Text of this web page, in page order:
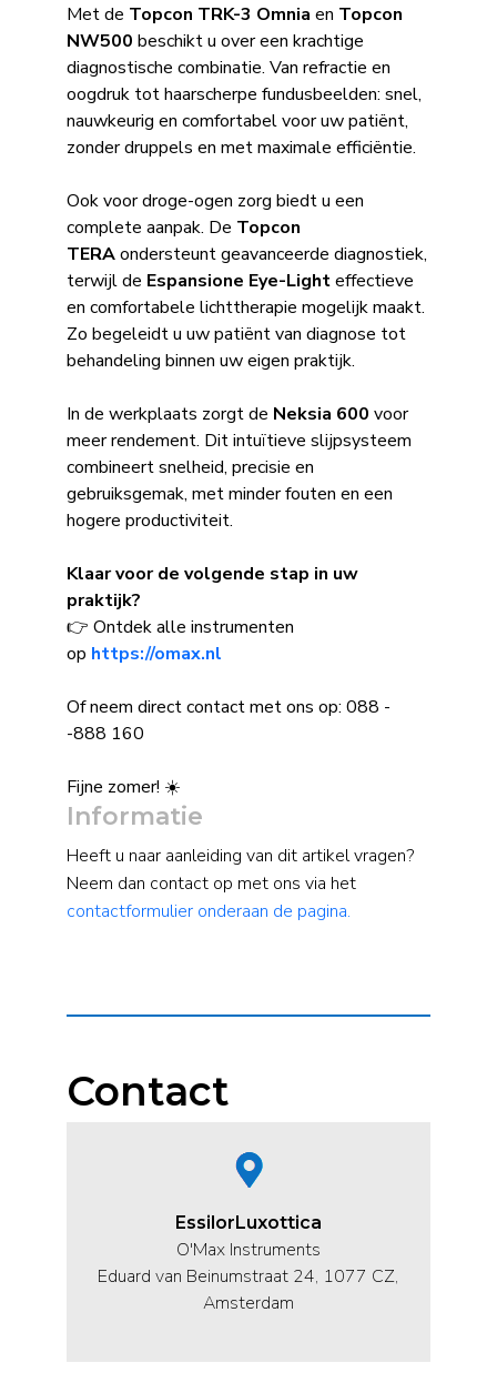
Met de Topcon TRK-3 Omnia en Topcon
NW500 beschikt u over een krachtige
diagnostische combinatie. Van refractie en
oogdruk tot haarscherpe fundusbeelden: snel,
nauwkeurig en comfortabel voor uw patiënt,
zonder druppels en met maximale efficiëntie.
Ook voor droge-ogen zorg biedt u een
complete aanpak. De Topcon
TERAondersteunt geavanceerde diagnostiek,
terwijl de Espansione Eye-Lighteffectieve
en comfortabele lichttherapie mogelijk maakt.
Zo begeleidt u uw patiënt van diagnose tot
behandeling binnen uw eigen praktijk.
In de werkplaats zorgt de Neksia 600 voor
meer rendement. Dit intuïtieve slijpsysteem
combineert snelheid, precisie en
gebruiksgemak, met minder fouten en een
hogere productiviteit.
Klaar voor de volgende stap in uw
praktijk?
👉 Ontdek alle instrumenten
op https://omax.nl
Of neem direct contact met ons op: 088 -
-888 160
Fijne zomer! ☀️
Informatie
Heeft u naar aanleiding van dit artikel vragen?
Neem dan contact op met ons via het
contactformulier onderaan de pagina.
Contact
EssilorLuxottica
O'Max Instruments
Eduard van Beinumstraat 24, 1077 CZ,
Amsterdam